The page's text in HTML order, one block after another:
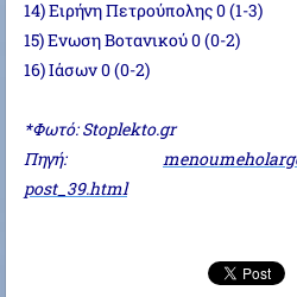
14) Ειρήνη Πετρούπολης 0 (1-3)
15) Ενωση Βοτανικού 0 (0-2)
16) Ιάσων 0 (0-2)
*Φωτό: Stoplekto.gr
Πηγή:
post_39.html